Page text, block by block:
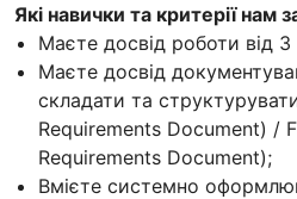
Які навички та критерії нам
Маєте досвід роботи від 3
Маєте досвід
складати та
Requirements Document) /
Requirements Document);
Вмієте системно